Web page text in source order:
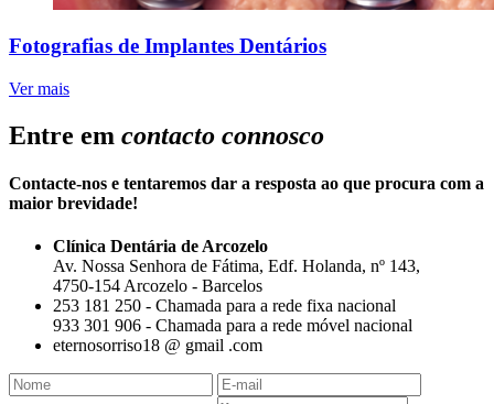
Fotografias de Implantes Dentários
Ver mais
Entre em contacto connosco
Contacte-nos e tentaremos dar a resposta ao que procura com a
maior brevidade!
Clínica Dentária de Arcozelo
Av. Nossa Senhora de Fátima, Edf. Holanda, nº 143,
4750-154 Arcozelo - Barcelos
253 181 250 - Chamada para a rede fixa nacional
933 301 906 - Chamada para a rede móvel nacional
eternosorriso18 @ gmail .com